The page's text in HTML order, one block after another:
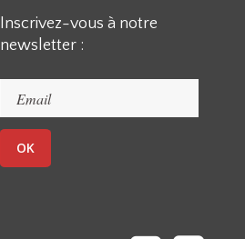
Inscrivez-vous à notre
newsletter :